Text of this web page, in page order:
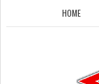
HOME